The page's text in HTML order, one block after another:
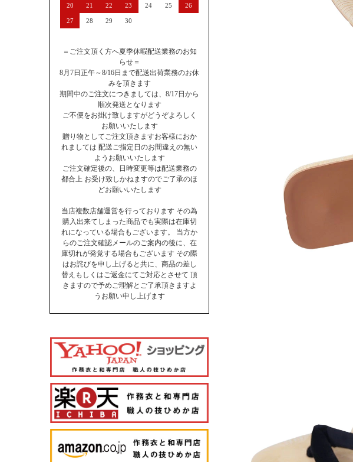
20 21 22 23 24 25 26
27 28 29 30
＝ご注文頂く方へ夏季休暇配送業務のお知
らせ＝
8月7日正午～8/16日まで配送出荷業務のお休
みを頂きます
期間中のご注文につきましては、8/17日から
順次発送となります
ご不便をお掛け致しますがどうぞよろしく
お願いいたします
贈り物としてご注文頂きますお客様におか
れましては 配送ご指定日のお間違えの無い
ようお願いいたします
ご注文確定後の、日時変更等は配送業務の
都合上 お受け致しかねますのでご了承のほ
どお願いいたします
当店複数店舗運営を行っております その為
購入出来てしまった商品でも実際は在庫切
れになっている場合もございます。 当方か
らのご注文確認メールのご案内の後に、在
庫切れが発覚する場合もございます その際
はお詫びを申し上げると共に、商品の差し
替えもしくはご返金にてご対応とさせて 頂
きますので予めご理解とご了承頂きますよ
うお願い申し上げます